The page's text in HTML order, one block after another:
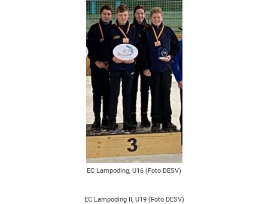
EC Lampoding, U16 (Foto DESV)
EC Lampoding II, U19 (Foto DESV)